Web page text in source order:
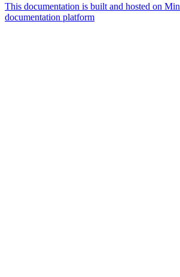
This documentation is built and hosted on
documentation platform